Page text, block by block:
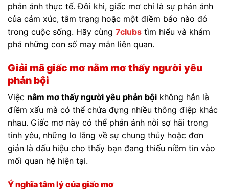
phản ánh thực tế. Đôi khi, giấc mơ chỉ là sự phản ánh
của cảm xúc, tâm trạng hoặc một điềm báo nào đó
trong cuộc sống. Hãy cùng 7clubs tìm hiểu và khám
phá những con số may mắn liên quan.
Giải mã giấc mơ nằm mơ thấy người yêu
phản bội
Việc nằm mơ thấy người yêu phản bội không hẳn là
điềm xấu mà có thể chứa đựng nhiều thông điệp khác
nhau. Giấc mơ này có thể phản ánh nỗi sợ hãi trong
tình yêu, những lo lắng về sự chung thủy hoặc đơn
giản là dấu hiệu cho thấy bạn đang thiếu niềm tin vào
mối quan hệ hiện tại.
Ý nghĩa tâm lý của giấc mơ